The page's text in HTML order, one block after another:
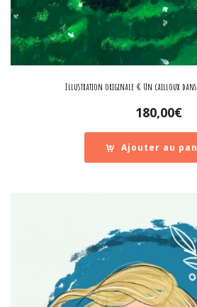
Illustration originale « Un cailloux dans
180,00€
Ajouter au